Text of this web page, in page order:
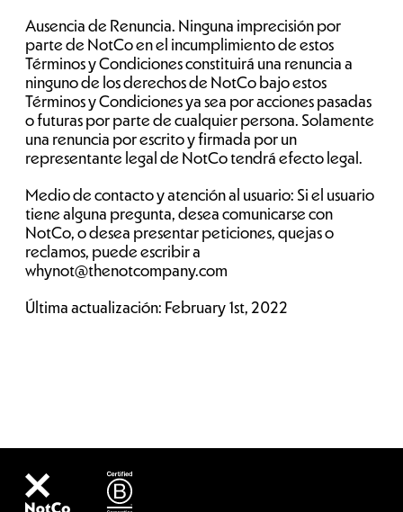
Ausencia de Renuncia. Ninguna imprecisión por
parte de NotCo en el incumplimiento de estos
Términos y Condiciones constituirá una renuncia a
ninguno de los derechos de NotCo bajo estos
Términos y Condiciones ya sea por acciones pasadas
o futuras por parte de cualquier persona. Solamente
una renuncia por escrito y firmada por un
representante legal de NotCo tendrá efecto legal.
Medio de contacto y atención al usuario: Si el usuario
tiene alguna pregunta, desea comunicarse con
NotCo, o desea presentar peticiones, quejas o
reclamos, puede escribir a
whynot@thenotcompany.com
Última actualización: February 1st, 2022